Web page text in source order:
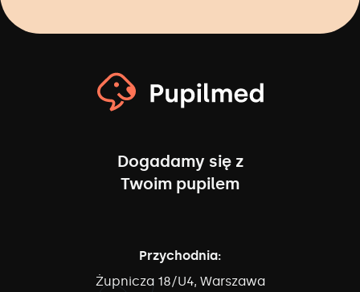
Dogadamy się z
Twoim pupilem
Przychodnia:
Żupnicza 18/U4, Warszawa